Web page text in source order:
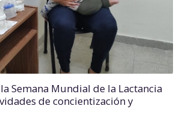
Semana Mundial de la Lactancia
de concientización y